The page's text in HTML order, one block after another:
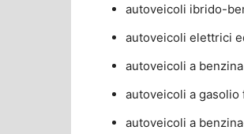
autoveicoli ibrido-
autoveicoli elettrici
autoveicoli a
autoveicoli a
autoveicoli a